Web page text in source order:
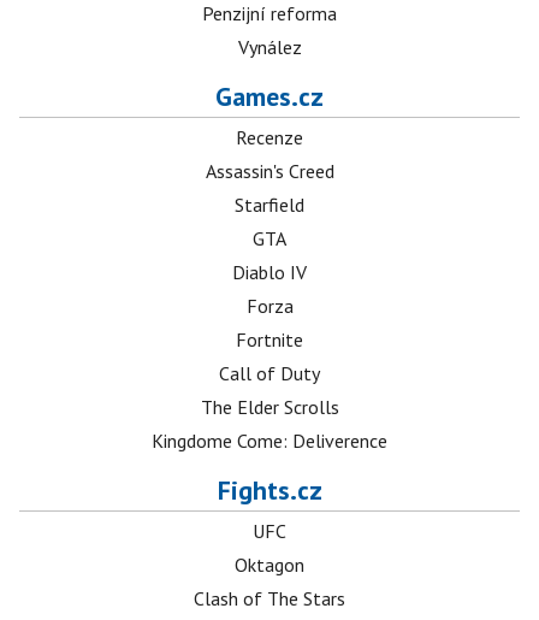
Penzijní reforma
Vynález
Games.cz
Recenze
Assassin's Creed
Starfield
GTA
Diablo IV
Forza
Fortnite
Call of Duty
The Elder Scrolls
Kingdome Come: Deliverence
Fights.cz
UFC
Oktagon
Clash of The Stars